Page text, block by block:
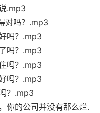
.mp3
对吗？.mp3
吗？.mp3
吗？.mp3
吗？.mp3
吗？.mp3
？.mp3
你的公司并没有那么烂.